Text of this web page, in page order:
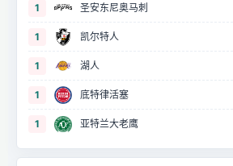
1 圣安东尼奥马刺
1 凯尔特人
1 湖人
1 底特律活塞
1 亚特兰大老鹰